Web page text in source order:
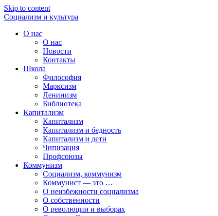
Skip to content
Социализм и культура
О нас
О нас
Новости
Контакты
Школа
Философия
Марксизм
Ленинизм
Библиотека
Капитализм
Капитализм
Капитализм и бедность
Капитализм и дети
Чипизация
Профсоюзы
Коммунизм
Социализм, коммунизм
Коммунист — это …
О неизбежности социализма
О собственности
О революции и выборах